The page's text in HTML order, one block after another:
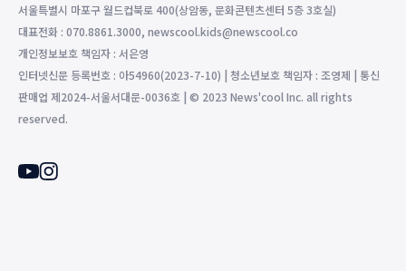
서울특별시 마포구 월드컵북로 400(상암동, 문화콘텐츠센터 5층 3호실)
대표전화 : 070.8861.3000, newscool.kids@newscool.co
개인정보보호 책임자 : 서은영
인터넷신문 등록번호 : 아54960(2023-7-10) | 청소년보호 책임자 : 조영제 | 통신
판매업 제2024-서울서대문-0036호 | © 2023 News'cool Inc. all rights
reserved.